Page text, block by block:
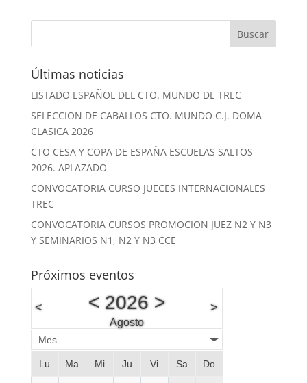
Últimas noticias
LISTADO ESPAÑOL DEL CTO. MUNDO DE TREC
SELECCION DE CABALLOS CTO. MUNDO C.J. DOMA
CLASICA 2026
CTO CESA Y COPA DE ESPAÑA ESCUELAS SALTOS
2026. APLAZADO
CONVOCATORIA CURSO JUECES INTERNACIONALES
TREC
CONVOCATORIA CURSOS PROMOCION JUEZ N2 Y N3
Y SEMINARIOS N1, N2 Y N3 CCE
Próximos eventos
< < 2026>
Agosto
>
Mes
Lu Ma Mi Ju Vi Sa Do